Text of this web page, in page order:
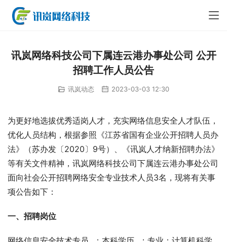
讯岚网络科技公司下属连云港办事处公司 公开
招聘工作人员公告
讯岚动态 2023-03-03 12:30
为更好地选拔优秀适岗人才，充实网络信息安全人才队伍，
优化人员结构，根据参照《江苏省国有企业公开招聘人员办
法》（苏办发〔2020〕9号）、《讯岚人才纳新招聘办法》
等有关文件精神，讯岚网络科技公司下属连云港办事处公司
面向社会公开招聘网络安全专业技术人员3名，现将有关事
项公告如下：
一、招聘岗位